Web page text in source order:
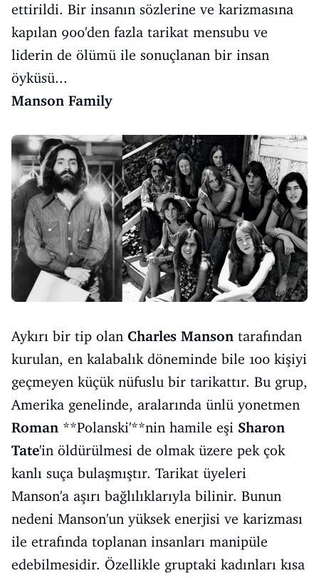
ettirildi. Bir insanın sözlerine ve karizmasına
kapılan 900'den fazla tarikat mensubu ve
liderin de ölümü ile sonuçlanan bir insan
öyküsü...
Manson Family
Aykırı bir tip olan Charles Manson tarafından
kurulan, en kalabalık döneminde bile 100 kişiyi
geçmeyen küçük nüfuslu bir tarikattır. Bu grup,
Amerika genelinde, aralarında ünlü yonetmen
Roman **Polanski'**nin hamile eşi Sharon
Tate'in öldürülmesi de olmak üzere pek çok
kanlı suça bulaşmıştır. Tarikat üyeleri
Manson'a aşırı bağlılıklarıyla bilinir. Bunun
nedeni Manson'un yüksek enerjisi ve karizması
ile etrafında toplanan insanları manipüle
edebilmesidir. Özellikle gruptaki kadınları kısa